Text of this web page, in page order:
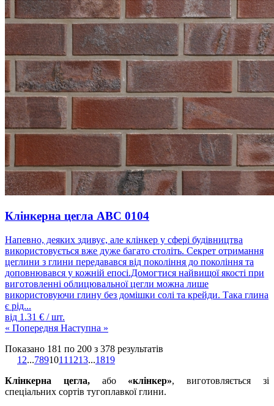
Клінкерна цегла ABC 0104
Напевно, деяких здивує, але клінкер у сфері будівництва
використовується вже дуже багато століть. Секрет отримання
цеглини з глини передавався від покоління до покоління та
доповнювався у кожній епосі.Домогтися найвищої якості при
виготовленні облицювальної цегли можна лише
використовуючи глину без домішки солі та крейди. Така глина
є рід...
від 1.31 € / шт.
« Попередня Наступна »
Показано 181 по 200 з 378 результатів
1 2...7891011 1213...1819
Клінкерна цегла,або «клінкер», виготовляється зі
спеціальних сортів тугоплавкої глини.